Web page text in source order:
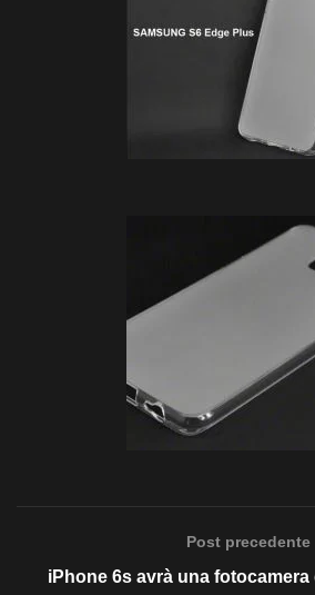
Post precedente
iPhone 6s avrà una fotocamera